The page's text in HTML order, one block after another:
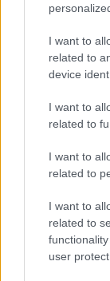
I want to
related to
device
I want to
related to
I want to
related to
I want to
related to
user
A Kertész
Benczúr
állapotú,
bruttó 762
Fővárosi
milliárd
névadó
mellett
Pilinszky
Sziveri
A Kertész